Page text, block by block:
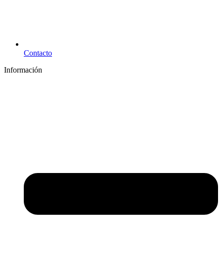
Contacto
Información